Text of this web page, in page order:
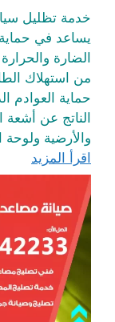
خدمة تظليل
يساعد في
الضارة والحرارة
من استهلاك
حماية العوادم
الناتج عن
والأرضية ولوحة
اقرأ المزيد